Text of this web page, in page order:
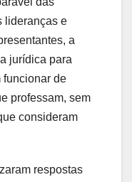
lideranças e
a
jurídica para
funcionar de
professam, sem
consideram
respostas